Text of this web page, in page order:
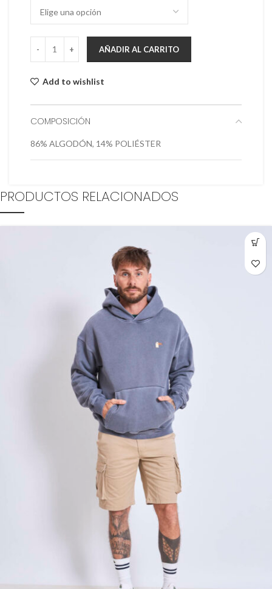
AÑADIR AL CARRITO
Add to wishlist
COMPOSICIÓN
86% ALGODÓN, 14% POLIÉSTER
PRODUCTOS RELACIONADOS